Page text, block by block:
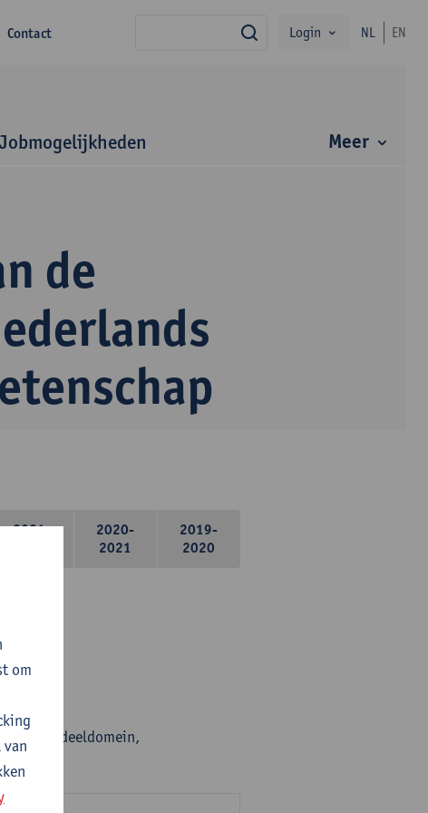
Contact zoekLogin NL EN
Jobmogelijkheden Meer
de
2021-
2020-
2021
2019-
2020
per deeldomein,
om